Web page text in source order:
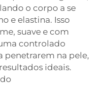
o corpo a se
e elastina. Isso
suave e com
controlado
penetrarem na pele,
ideais.